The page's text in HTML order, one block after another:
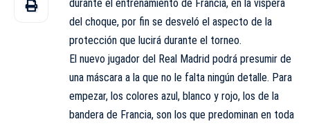
durante el entrenamiento de Francia, en la víspera
del choque, por fin se desveló el aspecto de la
protección que lucirá durante el torneo.
El nuevo jugador del Real Madrid podrá presumir de
una máscara a la que no le falta ningún detalle. Para
empezar, los colores azul, blanco y rojo, los de la
bandera de Francia, son los que predominan en toda